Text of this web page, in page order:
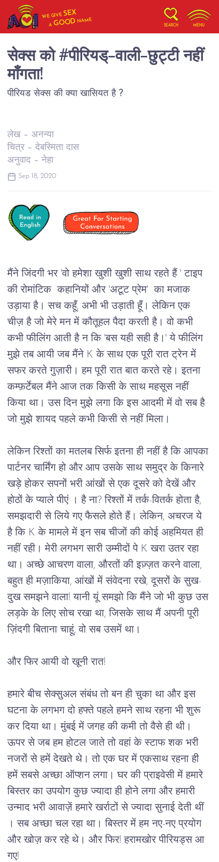
WE GIVESEX
AGOOD NAME
SEARCH MENU
सेक्स को #पीरियड्-वाली-छुट्टी नहीं
माँगता!
पीरियड सेक्स की क्या खासियत है ?
लेख – अनन्या
चित्र – देबस्मिता दास
अनुवाद – नेहा
Sep 18, 2020
मैंने जिंदगी भर 'वो हमेशा खुशी खुशी साथ रहते हैं ' टाइप
की रोमांटिक कहानियों और 'अटूट प्रेम' का मजाक
उड़ाया है। सच कहूँ, अभी भी उड़ाती हूँ। लेकिन एक
चीज़ है जो मेरे मन में कौतूहल पैदा करती है। वो कभी
कभी फीलिंग आती है न कि 'बस यही सही है। ' ये फीलिंग
मुझे तब आयी जब मैंने K के साथ एक पूरी रात ट्रेन में
सफर करते गुज़ारी। हम पूरी रात बात करते रहे। इतना
कम्फ़र्टेबल मैंने आज तक किसी के साथ महसूस नहीं
किया था। उस दिन मुझे लगा कि इस आदमी में वो सब है
जो मुझे शायद पहले कभी किसी से नहीं मिला।
लेकिन रिश्तों का मतलब सिर्फ इतना ही नहीं है कि आपका
पार्टनर चार्मिंग हो और आप उसके साथ समुद्र के किनारे
खड़े होकर सपनों भरी आंखों से एक दूसरे को देखें और
होठों के प्याले पीएं । है ना? रिश्तों में तर्क-वितर्क होता है,
समझदारी से लिये गए फैसले होते हैं। लेकिन, अचरज ये
है कि K के मामले में इन सब चीजों की कोई अहमियत ही
नहीं रही। मेरी लगभग सारी उम्मीदों पे K खरा उतर रहा
था। अच्छे आचरण वाला, औरतों की इज़्ज़त करने वाला,
बहुत ही मज़ाकिया, आंखों में संवेदना रखे, दूसरों के सुख-
दुख समझने वाला! यानी यूं समझो कि मैंने जो भी कुछ उस
लड़के के लिए सोच रखा था, जिसके साथ मैं अपनी पूरी
ज़िंदगी बिताना चाहूं, वो सब उसमें था।
और फिर आयी वो खूनी रात!
हमारे बीच सेक्सुअल संबंध तो बन ही चुका था और इस
घटना के लगभग दो हफ्ते पहले हमने साथ रहना भी शुरू
कर दिया था। मुंबई में जगह की कमी तो वैसे ही थी।
ऊपर से जब हम होटल जाते तो वहां के स्टाफ शक भरी
नजरों से हमें देखते थे। तो एक घर में एकसाथ रहना ही
हमें सबसे अच्छा ऑप्शन लगा। घर की प्राइवेसी में हमारे
बिस्तर का उपयोग कुछ ज्यादा ही होने लगा और हमारी
उन्माद भरी आवाज़ें हमारे खर्राटों से ज्यादा सुनाई देती थीं
। सब अच्छा चल रहा था। बिस्तर में हम नए-नए प्रयोग
और खोज़ कर रहे थे। और फिर! हरामखोर पीरियड्स आ
गए!